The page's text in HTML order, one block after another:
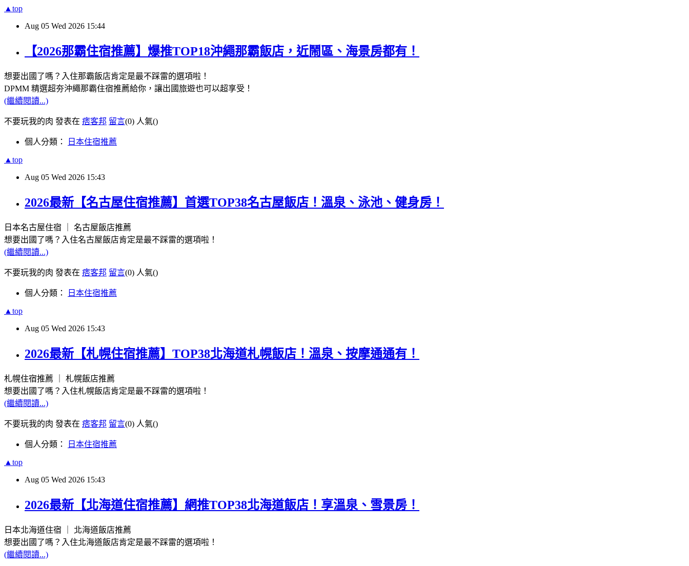
▲top
Aug 05 Wed 2026 15:44
【2026那霸住宿推薦】爆推TOP18沖繩那霸飯店，近鬧區、海景房都有！
想要出國了嗎？入住那霸飯店肯定是最不踩雷的選項啦！
DPMM 精選超夯沖繩那霸住宿推薦給你，讓出國旅遊也可以超享受！
(繼續閱讀...)
不要玩我的肉 發表在 痞客邦 留言(0) 人氣()
個人分類： 日本住宿推薦
▲top
Aug 05 Wed 2026 15:43
2026最新【名古屋住宿推薦】首選TOP38名古屋飯店！溫泉、泳池、健身房！
日本名古屋住宿 ｜ 名古屋飯店推薦
想要出國了嗎？入住名古屋飯店肯定是最不踩雷的選項啦！
(繼續閱讀...)
不要玩我的肉 發表在 痞客邦 留言(0) 人氣()
個人分類： 日本住宿推薦
▲top
Aug 05 Wed 2026 15:43
2026最新【札幌住宿推薦】TOP38北海道札幌飯店！溫泉、按摩通通有！
札幌住宿推薦 ｜ 札幌飯店推薦
想要出國了嗎？入住札幌飯店肯定是最不踩雷的選項啦！
(繼續閱讀...)
不要玩我的肉 發表在 痞客邦 留言(0) 人氣()
個人分類： 日本住宿推薦
▲top
Aug 05 Wed 2026 15:43
2026最新【北海道住宿推薦】網推TOP38北海道飯店！享溫泉、雪景房！
日本北海道住宿 ｜ 北海道飯店推薦
想要出國了嗎？入住北海道飯店肯定是最不踩雷的選項啦！
(繼續閱讀...)